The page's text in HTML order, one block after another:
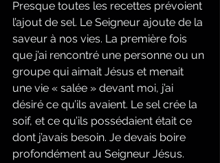
Presque toutes les recettes prévoient
l’ajout de sel. Le Seigneur ajoute de la
saveur à nos vies. La première fois
que j’ai rencontré une personne ou un
groupe qui aimait Jésus et menait
une vie « salée » devant moi, j’ai
désiré ce qu’ils avaient. Le sel crée la
soif, et ce qu’ils possédaient était ce
dont j’avais besoin. Je devais boire
profondément au Seigneur Jésus.